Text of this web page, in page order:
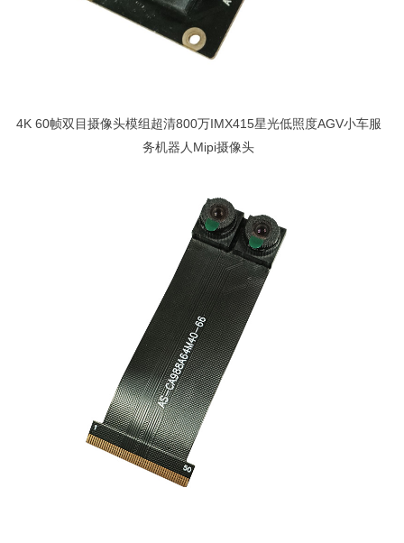
4K 60帧双目摄像头模组超清800万IMX415星光低照度AGV小车服
务机器人Mipi摄像头